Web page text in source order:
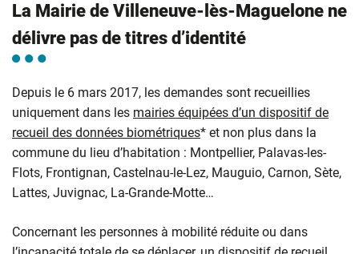
La Mairie de Villeneuve-lès-Maguelone ne
délivre pas de titres d’identité
Depuis le 6 mars 2017, les demandes sont recueillies
uniquement dans les mairies équipées d’un dispositif de
recueil des données biométriques* et non plus dans la
commune du lieu d’habitation : Montpellier, Palavas-les-
Flots, Frontignan, Castelnau-le-Lez, Mauguio, Carnon, Sète,
Lattes, Juvignac, La-Grande-Motte…
Concernant les personnes à mobilité réduite ou dans